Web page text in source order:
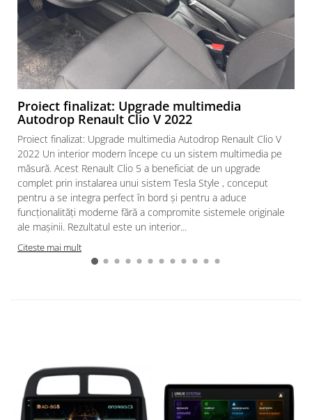
Proiect finalizat: Upgrade multimedia
Autodrop Renault Clio V 2022
Proiect finalizat: Upgrade multimedia Autodrop Renault Clio V
2022 Un interior modern începe cu un sistem multimedia pe
măsură. Acest Renault Clio 5 a beneficiat de un upgrade
complet prin instalarea unui sistem Tesla Style , conceput
pentru a se integra perfect în bord și pentru a aduce
funcționalități moderne fără a compromite sistemele originale
ale mașinii. Rezultatul este un interior...
Citeste mai mult